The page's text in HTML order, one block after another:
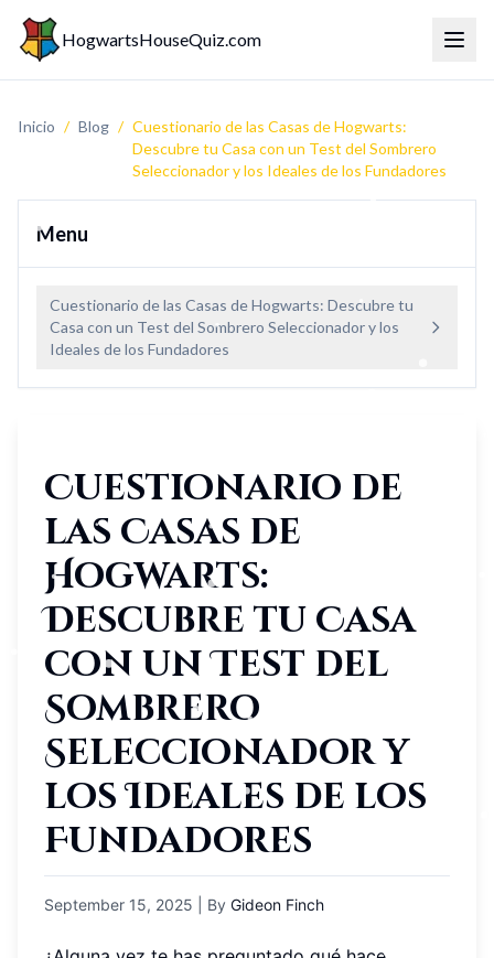
HogwartsHouseQuiz.com
Inicio / Blog / Cuestionario de las Casas de Hogwarts:
Descubre tu Casa con un Test del Sombrero
Seleccionador y los Ideales de los Fundadores
Menu
Cuestionario de las Casas de Hogwarts: Descubre tu
Casa con un Test del Sombrero Seleccionador y los
Ideales de los Fundadores
Cuestionario de
las Casas de
Hogwarts:
Descubre tu Casa
con un Test del
Sombrero
Seleccionador y
los Ideales de los
Fundadores
September 15, 2025 | By Gideon Finch